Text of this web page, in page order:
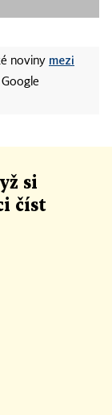
noviny mezi
Google
si
číst